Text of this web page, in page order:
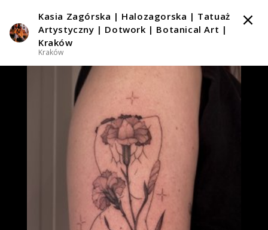
TATTOOARTIST
Kasia Zagórska | Halozagorska | Tatuaż Artystyczny |
Dotwork | Botanical Art | Kraków
Abstrakcyjny / Dotwork / Gotycki / Graficzny / Sketch /
Irezumi (Japoński) / Neo-japońskii 3 więcej
WIADOMOŚĆ
WZORY TATTOO LIFE
Kasia Zagórska | Halozagorska | Tatuaż
Artystyczny | Dotwork | Botanical Art |
Kraków
Kraków